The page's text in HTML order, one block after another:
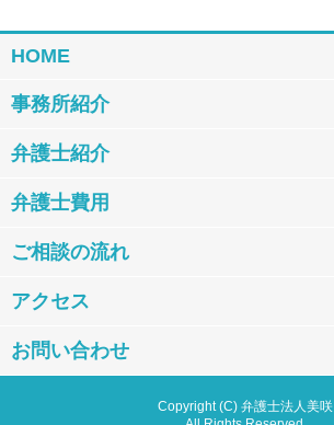
HOME
事務所紹介
弁護士紹介
弁護士費用
ご相談の流れ
アクセス
お問い合わせ
Copyright (C) 弁護士法人美咲